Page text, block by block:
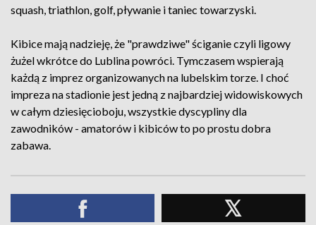
squash, triathlon, golf, pływanie i taniec towarzyski.
Kibice mają nadzieję, że "prawdziwe" ściganie czyli ligowy
żużel wkrótce do Lublina powróci. Tymczasem wspierają
każdą z imprez organizowanych na lubelskim torze. I choć
impreza na stadionie jest jedną z najbardziej widowiskowych
w całym dziesięcioboju, wszystkie dyscypliny dla
zawodników - amatorów i kibiców to po prostu dobra
zabawa.